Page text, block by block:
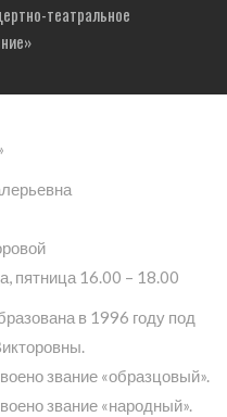
театральное
пятница 16.00 – 18.00
в 1996 году под
звание «образцовый».
звание «народный».